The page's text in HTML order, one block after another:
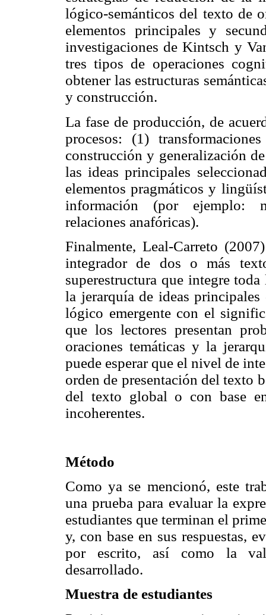
lógico-semánticos del texto de
elementos principales y
investigaciones de Kintsch y
tres tipos de operaciones
obtener las estructuras
y construcción.
La fase de producción, de
procesos: (1)
construcción y generalización
las ideas principales
elementos pragmáticos y
información (por ejemplo:
relaciones anafóricas).
Finalmente, Leal-Carreto
integrador de dos o más
superestructura que integre
la jerarquía de ideas principales
lógico emergente con el
que los lectores presentan
oraciones temáticas y la
puede esperar que el nivel de
orden de presentación del texto
del texto global o con base
incoherentes.
Método
Como ya se mencionó, este
una prueba para evaluar la
estudiantes que terminan el
y, con base en sus respuestas,
por escrito, así como la
desarrollado.
Muestra de estudiantes